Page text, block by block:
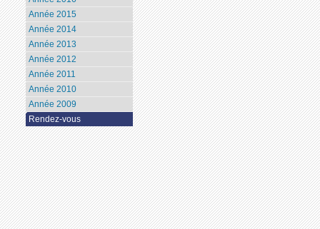
Année 2015
Année 2014
Année 2013
Année 2012
Année 2011
Année 2010
Année 2009
Rendez-vous